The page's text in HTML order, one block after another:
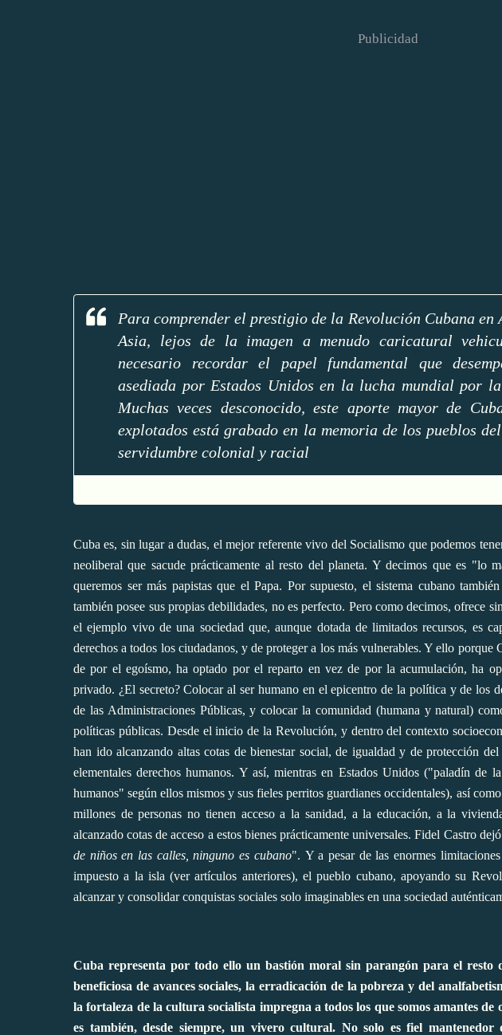
Publicidad
Para comprender el prestigio de la Revolución Cubana
Asia, lejos de la imagen a menudo caricatural
necesario recordar el papel fundamental que
asediada por Estados Unidos en la lucha mundial por la
Muchas veces desconocido, este aporte mayor de
explotados está grabado en la memoria de los pueblos
servidumbre colonial y racial
Cuba es, sin lugar a dudas, el mejor referente vivo del Socialismo que podemos
neoliberal que sacude prácticamente al resto del planeta. Y decimos que es "lo
queremos ser más papistas que el Papa. Por supuesto, el sistema cubano
también posee sus propias debilidades, no es perfecto. Pero como decimos, ofrece
el ejemplo vivo de una sociedad que, aunque dotada de limitados recursos, es
derechos a todos los ciudadanos, y de proteger a los más vulnerables. Y ello porque
de por el egoísmo, ha optado por el reparto en vez de por la acumulación, ha
privado. ¿El secreto? Colocar al ser humano en el epicentro de la política y de los
de las Administraciones Públicas, y colocar la comunidad (humana y natural)
políticas públicas. Desde el inicio de la Revolución, y dentro del contexto
han ido alcanzando altas cotas de bienestar social, de igualdad y de protección
elementales derechos humanos. Y así, mientras en Estados Unidos ("paladín de
humanos" según ellos mismos y sus fieles perritos guardianes occidentales), así
millones de personas no tienen acceso a la sanidad, a la educación, a la
alcanzado cotas de acceso a estos bienes prácticamente universales. Fidel Castro
de niños en las calles, ninguno es cubano". Y a pesar de las enormes
impuesto a la isla (ver artículos anteriores), el pueblo cubano, apoyando su
alcanzar y consolidar conquistas sociales solo imaginables en una sociedad
Cuba representa por todo ello un bastión moral sin parangón para el resto
beneficiosa de avances sociales, la erradicación de la pobreza y del
la fortaleza de la cultura socialista impregna a todos los que somos amantes
es también, desde siempre, un vivero cultural. No solo es fiel mantenedor